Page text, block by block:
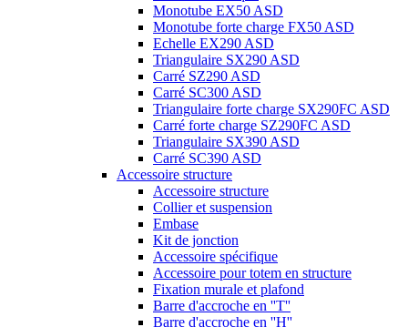
Monotube EX50 ASD
Monotube forte charge FX50 ASD
Echelle EX290 ASD
Triangulaire SX290 ASD
Carré SZ290 ASD
Carré SC300 ASD
Triangulaire forte charge SX290FC ASD
Carré forte charge SZ290FC ASD
Triangulaire SX390 ASD
Carré SC390 ASD
Accessoire structure
Accessoire structure
Collier et suspension
Embase
Kit de jonction
Accessoire spécifique
Accessoire pour totem en structure
Fixation murale et plafond
Barre d'accroche en ''T''
Barre d'accroche en ''H''